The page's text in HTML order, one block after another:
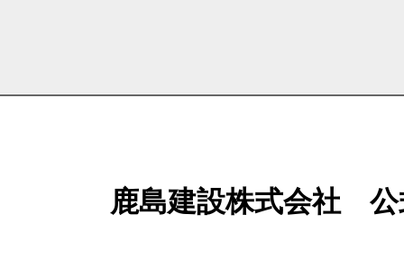
鹿島建設株式会社